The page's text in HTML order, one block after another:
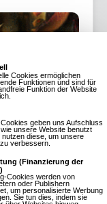
der Spieler
Cookies ermöglichen
Funktionen und sind für
Funktion der Website
geben uns Aufschluss
unsere Website benutzt
nutzen diese, um unsere
verbessern.
(Finanzierung der
Cookies werden von
oder Publishern
um personalisierte Werbung
Sie tun dies, indem sie